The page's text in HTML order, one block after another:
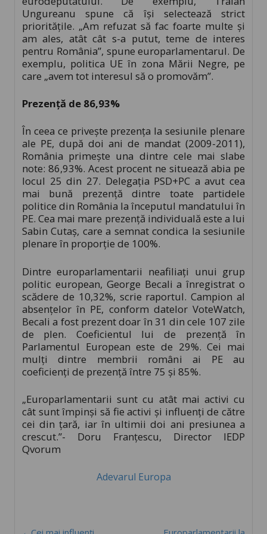
Ungureanu spune că îşi selectează strict
priorităţile. „Am refuzat să fac foarte multe şi
am ales, atât cât s-a putut, teme de interes
pentru România”, spune europarlamentarul. De
exemplu, politica UE în zona Mării Negre, pe
care „avem tot interesul să o promovăm”.
Prezenţă de 86,93%
În ceea ce priveşte prezenţa la sesiunile plenare
ale PE, după doi ani de mandat (2009-2011),
România primeşte una dintre cele mai slabe
note: 86,93%. Acest procent ne situează abia pe
locul 25 din 27. Delegaţia PSD+PC a avut cea
mai bună prezenţă dintre toate partidele
politice din România la începutul mandatului în
PE. Cea mai mare prezenţă individuală este a lui
Sabin Cutaş, care a semnat condica la sesiunile
plenare în proporţie de 100%.
Dintre europarlamentarii neafiliaţi unui grup
politic european, George Becali a înregistrat o
scădere de 10,32%, scrie raportul. Campion al
absenţelor în PE, conform datelor VoteWatch,
Becali a fost prezent doar în 31 din cele 107 zile
de plen. Coeficientul lui de prezenţă în
Parlamentul European este de 29%. Cei mai
mulţi dintre membrii români ai PE au
coeficienţi de prezenţă între 75 şi 85%.
„Europarlamentarii sunt cu atât mai activi cu
cât sunt împinşi să fie activi şi influenţi de către
cei din ţară, iar în ultimii doi ani presiunea a
crescut.”- Doru Franţescu, Director IEDP
Qvorum
Adevarul Europa